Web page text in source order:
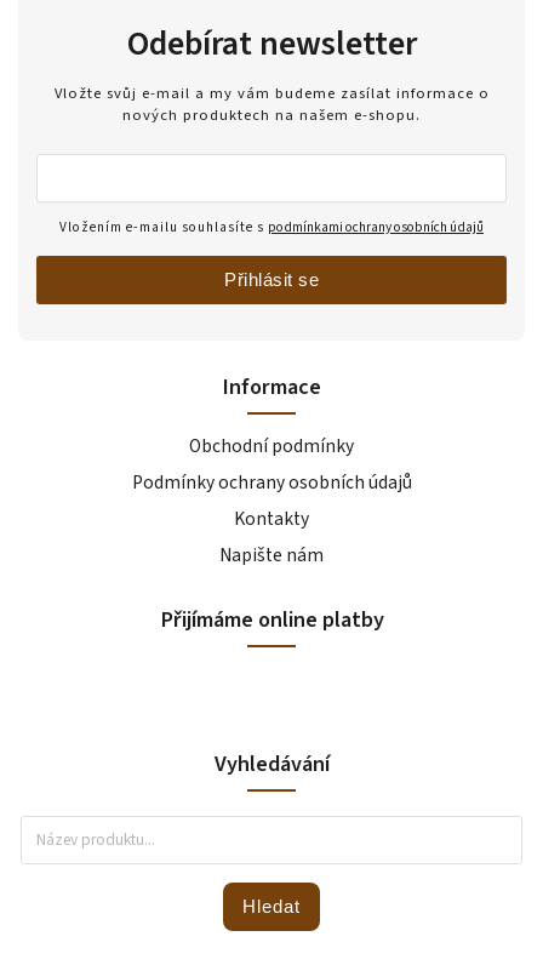
Informace
Obchodní podmínky
Podmínky ochrany osobních údajů
Kontakty
Napište nám
Přijímáme online platby
Odebírat newsletter
Vložte svůj e-mail a my vám budeme zasílat informace o
nových produktech na našem e-shopu.
Vložením e-mailu souhlasíte s podmínkami ochrany osobních údajů
Přihlásit se
Vyhledávání
Hledat